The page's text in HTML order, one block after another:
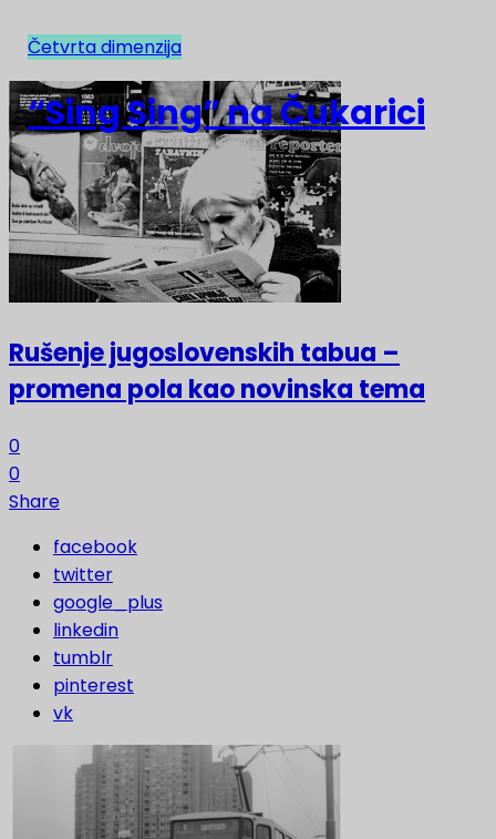
NAJNOVIJE
Rušenje jugoslovenskih tabua –
promena pola kao novinska tema
0
0
Share
facebook
twitter
google_plus
linkedin
tumblr
pinterest
vk
Četvrta dimenzija
“Sing Sing” na Čukarici